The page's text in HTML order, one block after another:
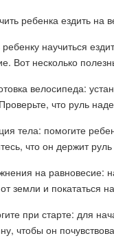
ребенка ездить на
научиться
Вот несколько
велосипеда:
что руль
тела: помогите
что он держит
на равновесие:
земли и покататься
при старте: для
чтобы он